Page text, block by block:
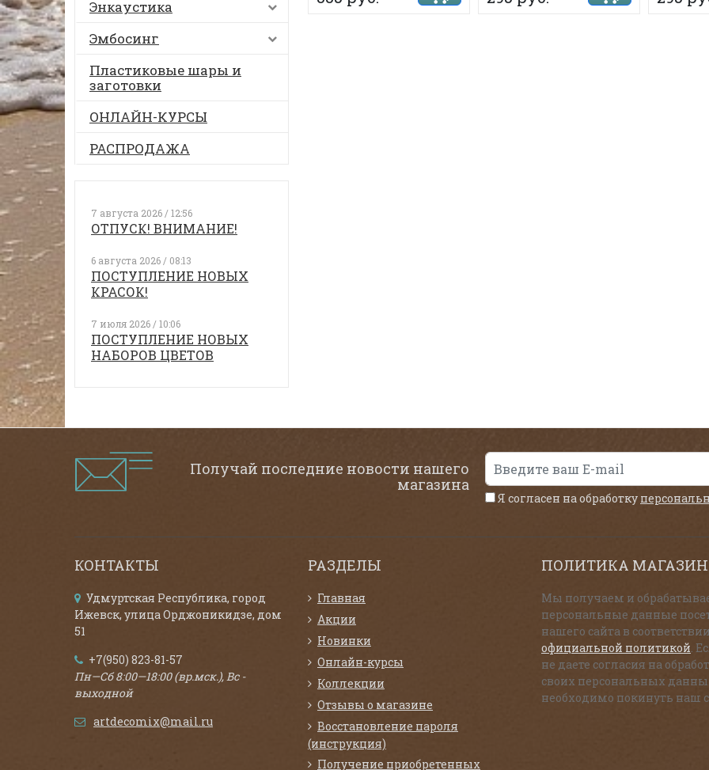
Энкаустика
Эмбосинг
Пластиковые шары и
заготовки
ОНЛАЙН-КУРСЫ
РАСПРОДАЖА
7 августа 2026 / 12:56
ОТПУСК! ВНИМАНИЕ!
6 августа 2026 / 08:13
ПОСТУПЛЕНИЕ НОВЫХ
КРАСОК!
7 июля 2026 / 10:06
ПОСТУПЛЕНИЕ НОВЫХ
НАБОРОВ ЦВЕТОВ
Получай последние новости нашего
магазина
Я согласен на обработку
КОНТАКТЫ
Удмуртская Республика, город
Ижевск, улица Орджоникидзе, дом
51
+7(950) 823-81-57
Пн—Сб 8:00—18:00 (вр.мск.), Вс -
выходной
artdecomix@mail.ru
РАЗДЕЛЫ
Главная
Акции
Новинки
Онлайн-курсы
Коллекции
Отзывы о магазине
Восстановление пароля
(инструкция)
Получение приобретенных
ПОЛИТИКА
Мы получаем и
персональные данные
нашего сайта в
официальной политикой.
не даете согласия на
своих персональных
необходимо покинуть наш